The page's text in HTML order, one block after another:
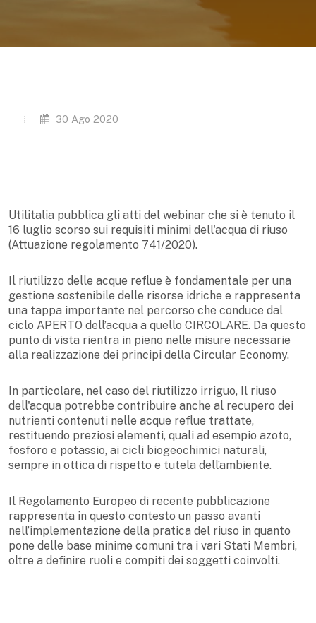
30 Ago 2020
Utilitalia pubblica gli atti del webinar che si è tenuto il
16 luglio scorso sui requisiti minimi dell'acqua di riuso
(Attuazione regolamento 741/2020).
Il riutilizzo delle acque reflue è fondamentale per una
gestione sostenibile delle risorse idriche e rappresenta
una tappa importante nel percorso che conduce dal
ciclo APERTO dell’acqua a quello CIRCOLARE. Da questo
punto di vista rientra in pieno nelle misure necessarie
alla realizzazione dei principi della Circular Economy.
In particolare, nel caso del riutilizzo irriguo, Il riuso
dell'acqua potrebbe contribuire anche al recupero dei
nutrienti contenuti nelle acque reflue trattate,
restituendo preziosi elementi, quali ad esempio azoto,
fosforo e potassio, ai cicli biogeochimici naturali,
sempre in ottica di rispetto e tutela dell’ambiente.
Il Regolamento Europeo di recente pubblicazione
rappresenta in questo contesto un passo avanti
nell’implementazione della pratica del riuso in quanto
pone delle base minime comuni tra i vari Stati Membri,
oltre a definire ruoli e compiti dei soggetti coinvolti.